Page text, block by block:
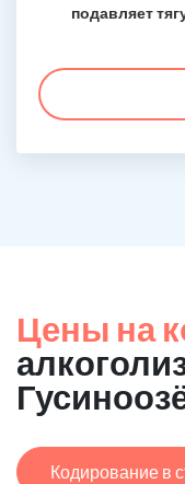
подавляет
Цены на
Кодирование в